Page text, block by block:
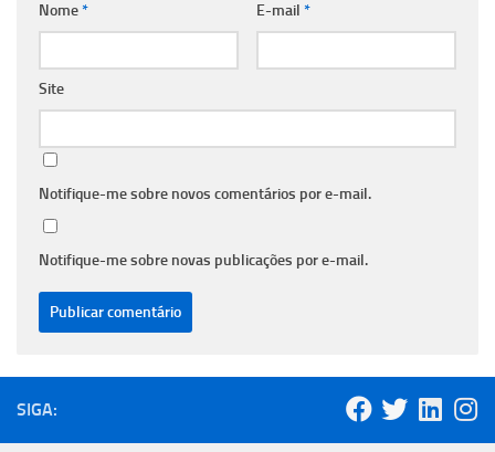
Nome* E-mail *
Site
Notifique-me sobre novos comentários por e-mail.
Notifique-me sobre novas publicações por e-mail.
SIGA: